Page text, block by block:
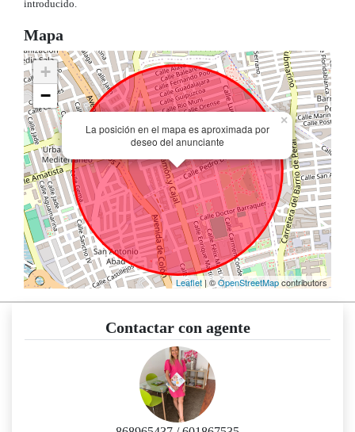
introducido.
Mapa
La posición en el mapa es aproximada por
deseo del anunciante
×
+
−
Leaflet| ©OpenStreetMapcontributors
Contactar con agente